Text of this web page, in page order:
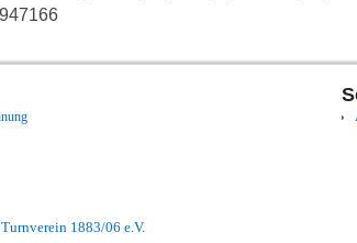
1883/06 e.V.